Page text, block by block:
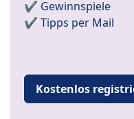
✔️ Gewinnspiele
✔️ Tipps per Mail
Kostenlos